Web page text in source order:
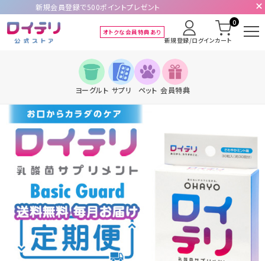
新規会員登録で500ポイントプレゼント
オトクな会員特典あり
新規登録/ログインカート
0
ヨーグルト サプリ ペット 会員特典